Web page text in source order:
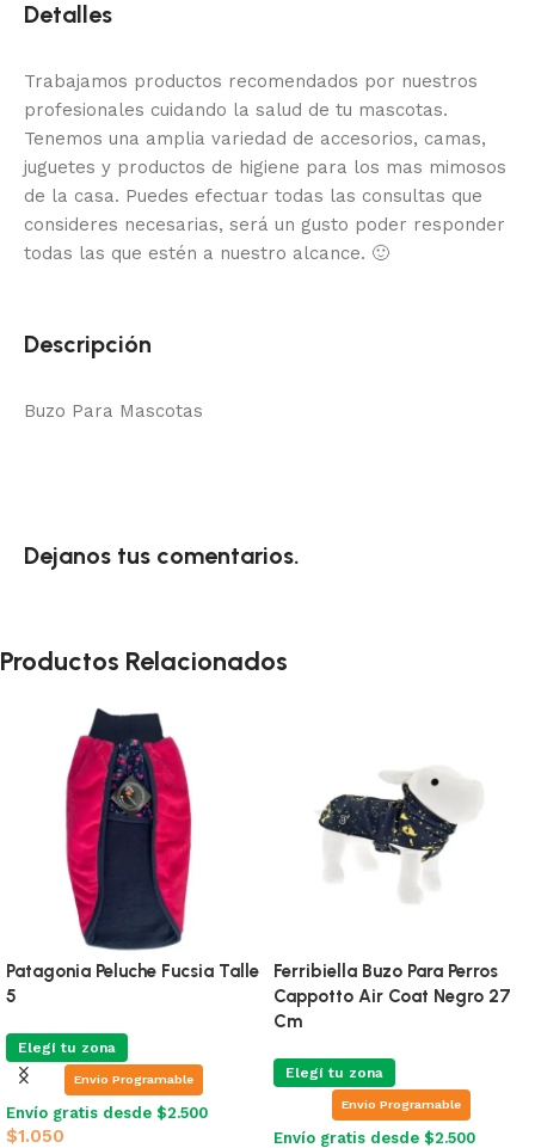
Detalles
Trabajamos productos recomendados por nuestros
profesionales cuidando la salud de tu mascotas.
Tenemos una amplia variedad de accesorios, camas,
juguetes y productos de higiene para los mas mimosos
de la casa. Puedes efectuar todas las consultas que
consideres necesarias, será un gusto poder responder
todas las que estén a nuestro alcance. 🙂
Descripción
Buzo Para Mascotas
Dejanos tus comentarios.
Productos Relacionados
Patagonia Peluche Fucsia Talle
5
Elegí tu zona
Envio Programable
Envío gratis desde $2.500
$1.050
Ferribiella Buzo Para Perros
Cappotto Air Coat Negro 27
Cm
Elegí tu zona
Envio Programable
Envío gratis desde $2.500